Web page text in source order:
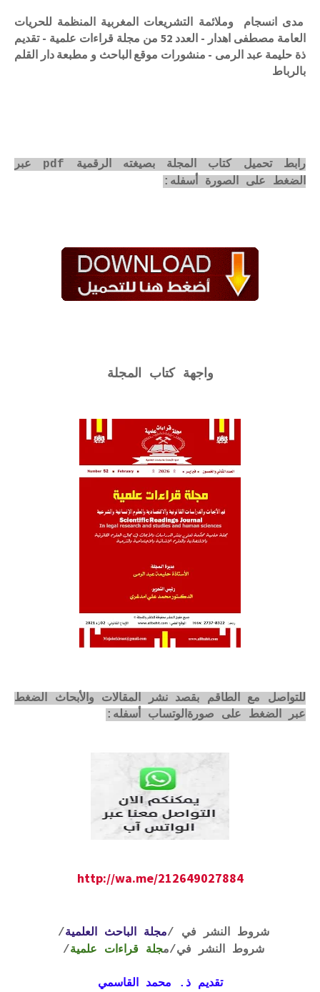
مدى انسجام وملائمة التشريعات المغربية المنظمة للحريات
العامة مصطفى اهدار - العدد 52 من مجلة قراءات علمية - تقديم
ذة حليمة عبد الرمى - منشورات موقع الباحث و مطبعة دار القلم
بالرباط
رابط تحميل كتاب المجلة بصيغته الرقمية pdf عبر
الضغط على الصورة أسفله:
واجهة كتاب المجلة
للتواصل مع الطاقم بقصد نشر المقالات والأبحاث الضغط
عبر الضغط على صورةالوتساب أسفله:
http://wa.me/212649027884
شروط النشر في /مجلة الباحث العلمية/
شروط النشر في/مجلة قراءات علمية/
تقديم ذ. محمد القاسمي